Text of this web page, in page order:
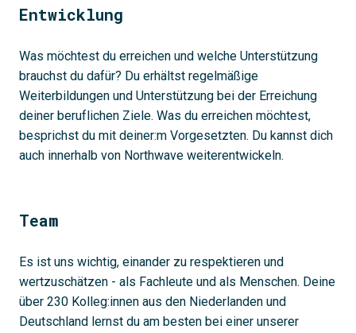
Entwicklung
Was möchtest du erreichen und welche Unterstützung
brauchst du dafür? Du erhältst regelmäßige
Weiterbildungen und Unterstützung bei der Erreichung
deiner beruflichen Ziele. Was du erreichen möchtest,
besprichst du mit deiner:m Vorgesetzten. Du kannst dich
auch innerhalb von Northwave weiterentwickeln.
Team
Es ist uns wichtig, einander zu respektieren und
wertzuschätzen - als Fachleute und als Menschen. Deine
über 230 Kolleg:innen aus den Niederlanden und
Deutschland lernst du am besten bei einer unserer